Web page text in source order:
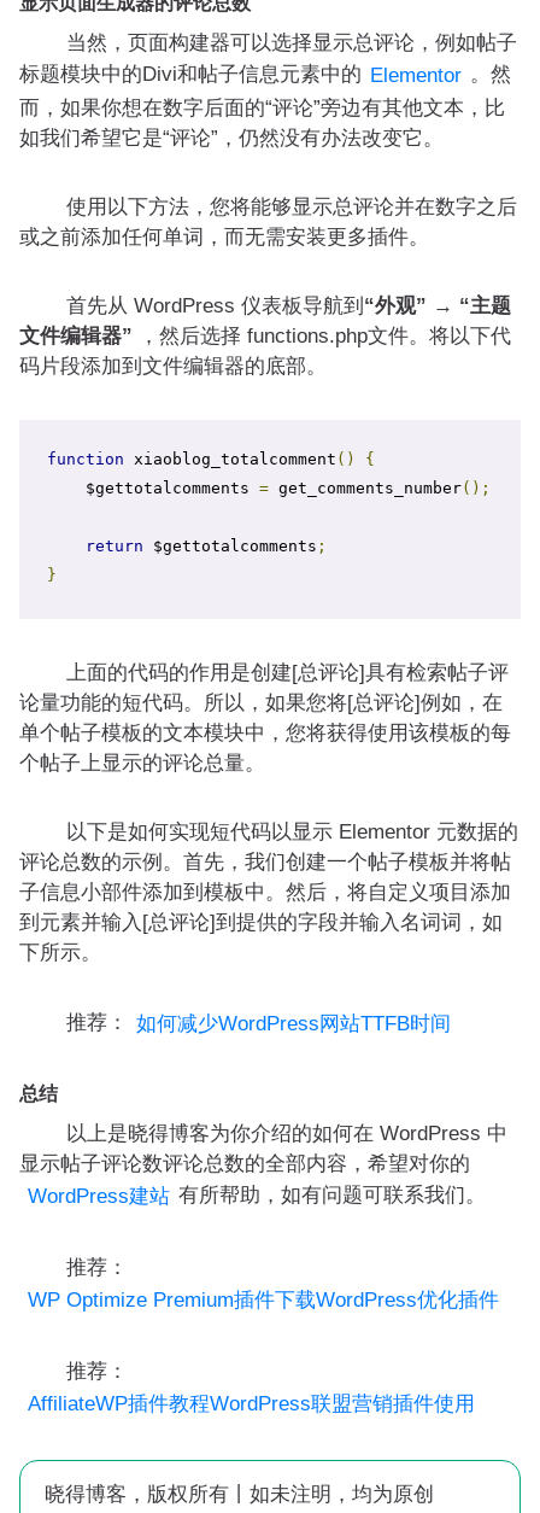
当然，页面构建器可以选择显示总评论，例如帖子
标题模块中的Divi和帖子信息元素中的 Elementor 。然
而，如果你想在数字后面的“评论”旁边有其他文本，比
如我们希望它是“评论”，仍然没有办法改变它。
使用以下方法，您将能够显示总评论并在数字之后
或之前添加任何单词，而无需安装更多插件。
首先从 WordPress 仪表板导航到 “外观” → “主题
文件编辑器” ，然后选择 functions.php文件。将以下代
码片段添加到文件编辑器的底部。
function xiaoblog_totalcomment ()
{
    $gettotalcomments
= get_comments_number();
return $gettotalcomments ;
}
上面的代码的作用是创建[总评论]具有检索帖子评
论量功能的短代码。所以，如果您将[总评论]例如，在
单个帖子模板的文本模块中，您将获得使用该模板的每
个帖子上显示的评论总量。
以下是如何实现短代码以显示 Elementor 元数据的
评论总数的示例。首先，我们创建一个帖子模板并将帖
子信息小部件添加到模板中。然后，将自定义项目添加
到元素并输入[总评论]到提供的字段并输入名词词，如
下所示。
推荐： 如何减少WordPress网站TTFB时间
总结
以上是晓得博客为你介绍的如何在 WordPress 中
显示帖子评论数评论总数的全部内容，希望对你的
WordPress建站 有所帮助，如有问题可联系我们。
推荐：
WP Optimize Premium插件下载WordPress优化插件
推荐：
AffiliateWP插件教程WordPress联盟营销插件使用
晓得博客，版权所有丨如未注明，均为原创